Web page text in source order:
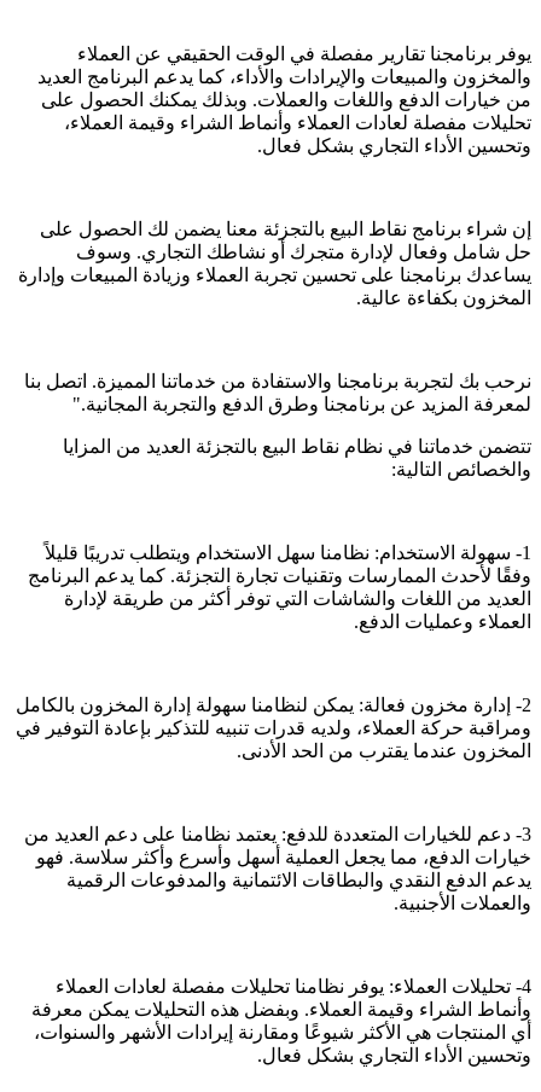
يوفر برنامجنا تقارير مفصلة في الوقت الحقيقي عن العملاء
والمخزون والمبيعات والإيرادات والأداء، كما يدعم البرنامج العديد
من خيارات الدفع واللغات والعملات. وبذلك يمكنك الحصول على
تحليلات مفصلة لعادات العملاء وأنماط الشراء وقيمة العملاء،
وتحسين الأداء التجاري بشكل فعال.
إن شراء برنامج نقاط البيع بالتجزئة معنا يضمن لك الحصول على
حل شامل وفعال لإدارة متجرك أو نشاطك التجاري. وسوف
يساعدك برنامجنا على تحسين تجربة العملاء وزيادة المبيعات وإدارة
المخزون بكفاءة عالية.
نرحب بك لتجربة برنامجنا والاستفادة من خدماتنا المميزة. اتصل بنا
لمعرفة المزيد عن برنامجنا وطرق الدفع والتجربة المجانية."
تتضمن خدماتنا في نظام نقاط البيع بالتجزئة العديد من المزايا
والخصائص التالية:
1- سهولة الاستخدام: نظامنا سهل الاستخدام ويتطلب تدريبًا قليلاً
وفقًا لأحدث الممارسات وتقنيات تجارة التجزئة. كما يدعم البرنامج
العديد من اللغات والشاشات التي توفر أكثر من طريقة لإدارة
العملاء وعمليات الدفع.
2- إدارة مخزون فعالة: يمكن لنظامنا سهولة إدارة المخزون بالكامل
ومراقبة حركة العملاء، ولديه قدرات تنبيه للتذكير بإعادة التوفير في
المخزون عندما يقترب من الحد الأدنى.
3- دعم للخيارات المتعددة للدفع: يعتمد نظامنا على دعم العديد من
خيارات الدفع، مما يجعل العملية أسهل وأسرع وأكثر سلاسة. فهو
يدعم الدفع النقدي والبطاقات الائتمانية والمدفوعات الرقمية
والعملات الأجنبية.
4- تحليلات العملاء: يوفر نظامنا تحليلات مفصلة لعادات العملاء
وأنماط الشراء وقيمة العملاء. وبفضل هذه التحليلات يمكن معرفة
أي المنتجات هي الأكثر شيوعًا ومقارنة إيرادات الأشهر والسنوات،
وتحسين الأداء التجاري بشكل فعال.